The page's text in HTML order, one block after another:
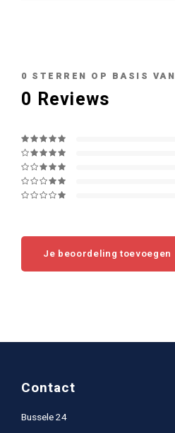
0 STERREN OP BASIS VAN
0 Reviews
Je beoordeling toevoegen
Contact
Bussele 24